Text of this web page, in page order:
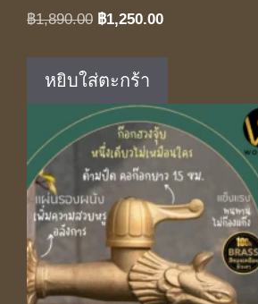
฿1,890.00 Original
฿1,890.00.
฿1,250.00Current
หยิบใส่ตะกร้า